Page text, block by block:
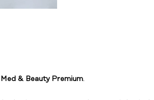
& Beauty Premium.